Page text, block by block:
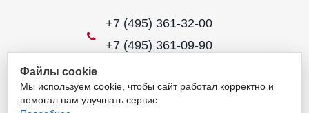
+7 (495) 361-32-00
+7 (495) 361-09-90
2026 © Уникальный интернет-магазин
Файлы cookie
Мы используем cookie, чтобы сайт работал корректно и
помогал нам улучшать сервис.